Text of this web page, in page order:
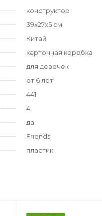
конструктор
39х27х5 см
Китай
картонная коробка
для девочек
от 6 лет
441
4
да
Friends
пластик